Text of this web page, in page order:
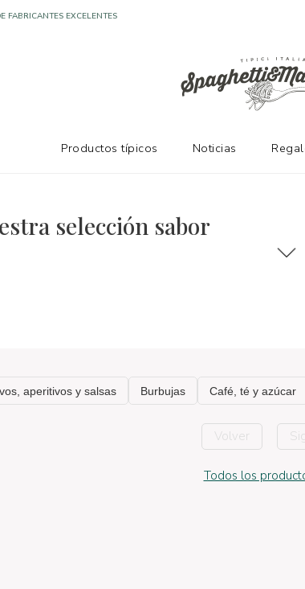
selección sabor
Volver
Todos los
Productos típicos Noticias